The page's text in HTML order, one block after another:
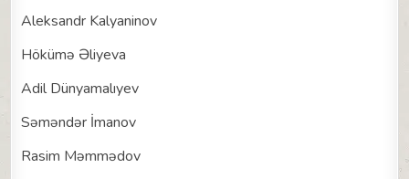
Aleksandr Kalyaninov
Hökümə Əliyeva
Adil Dünyamalıyev
Səməndər İmanov
Rasim Məmmədov